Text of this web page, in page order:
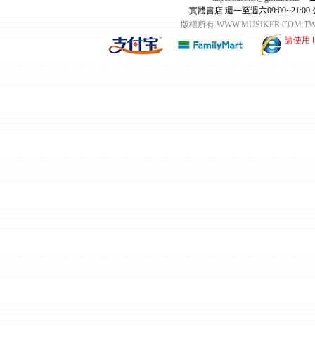
實體書店 週一至週六09:00~21:00
版權所有
請使用